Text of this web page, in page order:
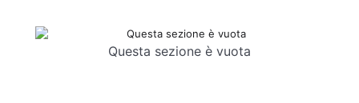
Questa sezione è vuota